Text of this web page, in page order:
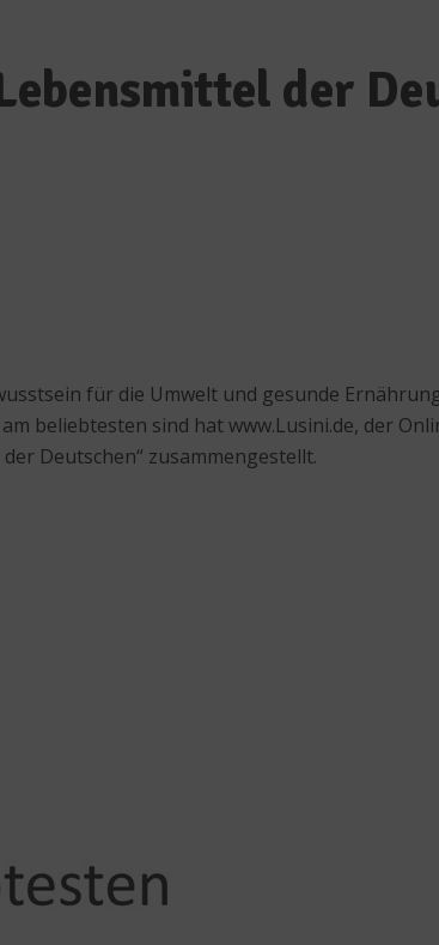
der
für die Umwelt und gesunde
beliebtesten sind hat www.Lusini.de, der
Deutschen“ zusammengestellt.